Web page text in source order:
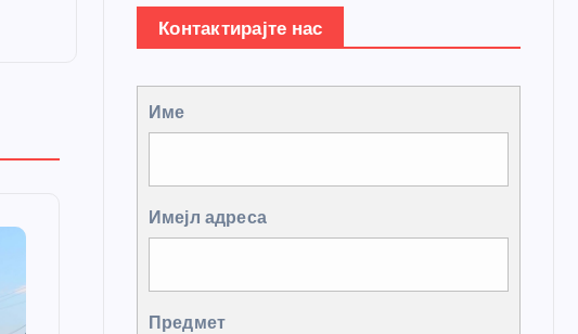
Контактирајте нас
Име
Имејл адреса
Предмет